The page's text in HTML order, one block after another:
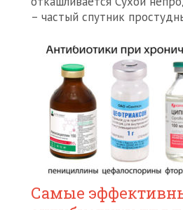
– частый спутник
Самые